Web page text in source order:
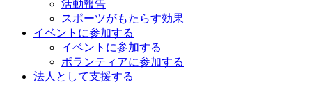
活動報告
スポーツがもたらす効果
イベントに参加する
イベントに参加する
ボランティアに参加する
法人として支援する